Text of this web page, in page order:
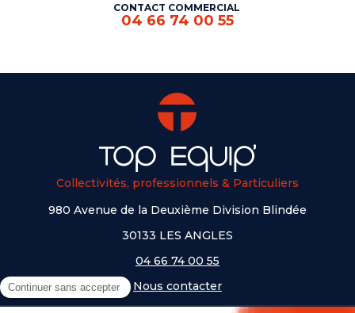
CONTACT COMMERCIAL
04 66 74 00 55
Collectivités, professionnels & Particuliers
980 Avenue de la Deuxième Division Blindée
30133 LES ANGLES
04 66 74 00 55
Nous contacter